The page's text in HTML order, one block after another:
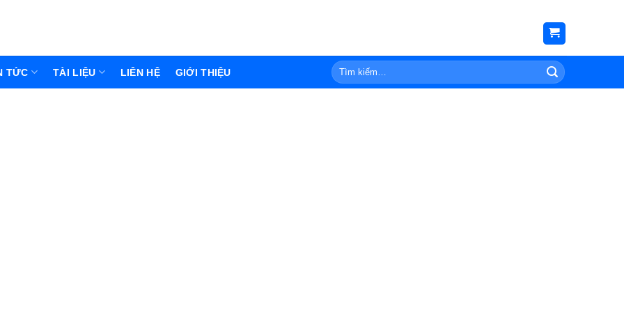
TỨC TÀI LIỆU LIÊN HỆ GIỚI THIỆU
Tìm
kiếm: